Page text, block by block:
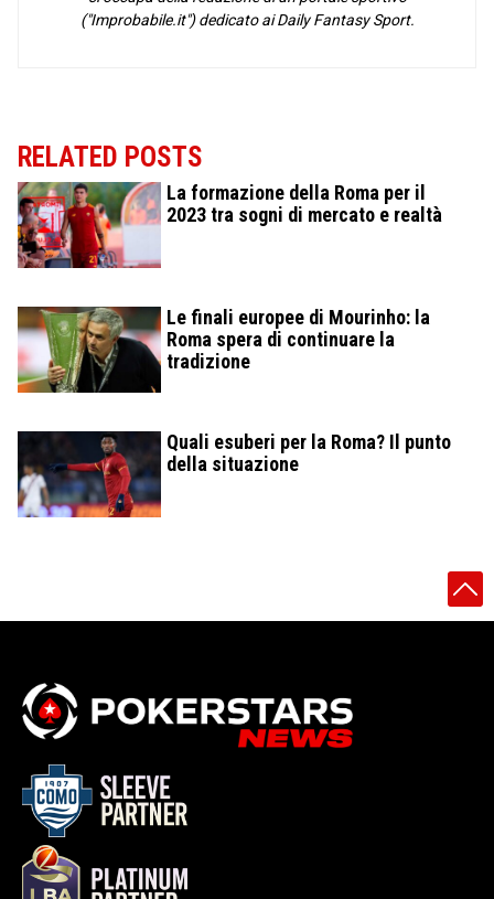
("Improbabile.it") dedicato ai Daily Fantasy Sport.
RELATED POSTS
La formazione della Roma per il
2023 tra sogni di mercato e realtà
Le finali europee di Mourinho: la
Roma spera di continuare la
tradizione
Quali esuberi per la Roma? Il punto
della situazione